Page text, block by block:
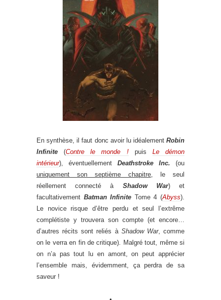
En synthèse, il faut donc avoir lu idéalement Robin
Infinite (Contre le monde !puis Le démon
intérieur), éventuellement Deathstroke Inc. (ou
uniquement son septième chapitre, le seul
réellement connecté à Shadow War) et
facultativement Batman Infinite Tome 4 (Abyss).
Le novice risque d’être perdu et seul l’extrême
complétiste y trouvera son compte (et encore…
d’autres récits sont reliés à Shadow War, comme
on le verra en fin de critique). Malgré tout, même si
on n’a pas tout lu en amont, on peut apprécier
l’ensemble mais, évidemment, ça perdra de sa
saveur !